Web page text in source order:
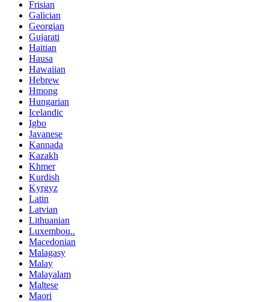
Frisian
Galician
Georgian
Gujarati
Haitian
Hausa
Hawaiian
Hebrew
Hmong
Hungarian
Icelandic
Igbo
Javanese
Kannada
Kazakh
Khmer
Kurdish
Kyrgyz
Latin
Latvian
Lithuanian
Luxembou..
Macedonian
Malagasy
Malay
Malayalam
Maltese
Maori